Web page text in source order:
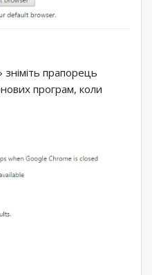
зніміть прапорець
програм, коли